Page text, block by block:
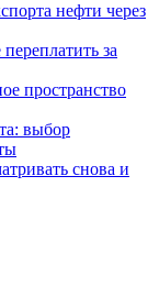
нефти через
за
пространство
выбор
снова и